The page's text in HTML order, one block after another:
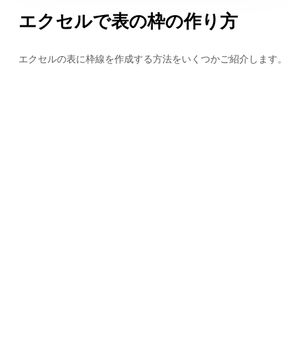
エクセルで表の枠の作り方
エクセルの表に枠線を作成する方法をいくつかご紹介します。